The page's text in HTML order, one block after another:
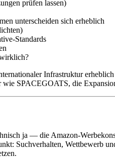
prüfen lassen)
unterscheiden sich erheblich
Standards
Infrastruktur
SPACEGOATS, die
ja — die Amazon-
Suchverhalten, Wettbewerb